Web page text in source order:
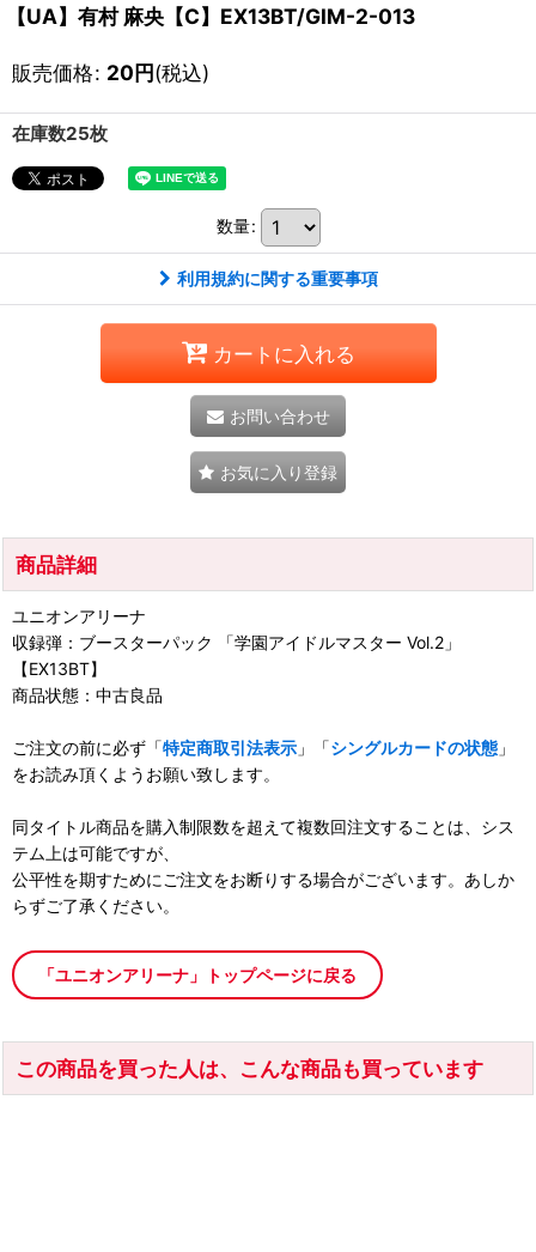
【UA】有村 麻央【C】EX13BT/GIM-2-013
販売価格: 20円(税込)
在庫数25枚
数量:
利用規約に関する重要事項
カートに入れる
お問い合わせ
お気に入り登録
商品詳細
ユニオンアリーナ
収録弾：ブースターパック 「学園アイドルマスター Vol.2」
【EX13BT】
商品状態：中古良品
ご注文の前に必ず「特定商取引法表示 」「シングルカードの状態 」
をお読み頂くようお願い致します。
同タイトル商品を購入制限数を超えて複数回注文することは、シス
テム上は可能ですが、
公平性を期すためにご注文をお断りする場合がございます。あしか
らずご了承ください。
「ユニオンアリーナ」トップページに戻る
この商品を買った人は、こんな商品も買っています